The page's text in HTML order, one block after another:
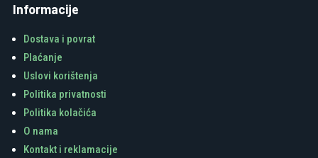
Informacije
Dostava i povrat
Plaćanje
Uslovi korištenja
Politika privatnosti
Politika kolačića
O nama
Kontakt i reklamacije